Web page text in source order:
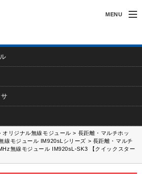
MENU
オリジナル無線モジュール > 長距離・マルチホッ
線モジュール IM920sLシリーズ > 長距離・マルチ
無線モジュール IM920sL-SK3 【クイックスター